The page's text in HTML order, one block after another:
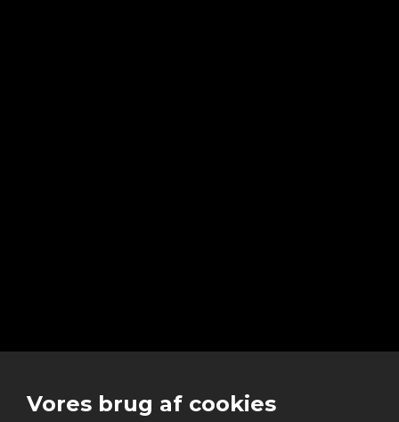
Vores brug af cookies